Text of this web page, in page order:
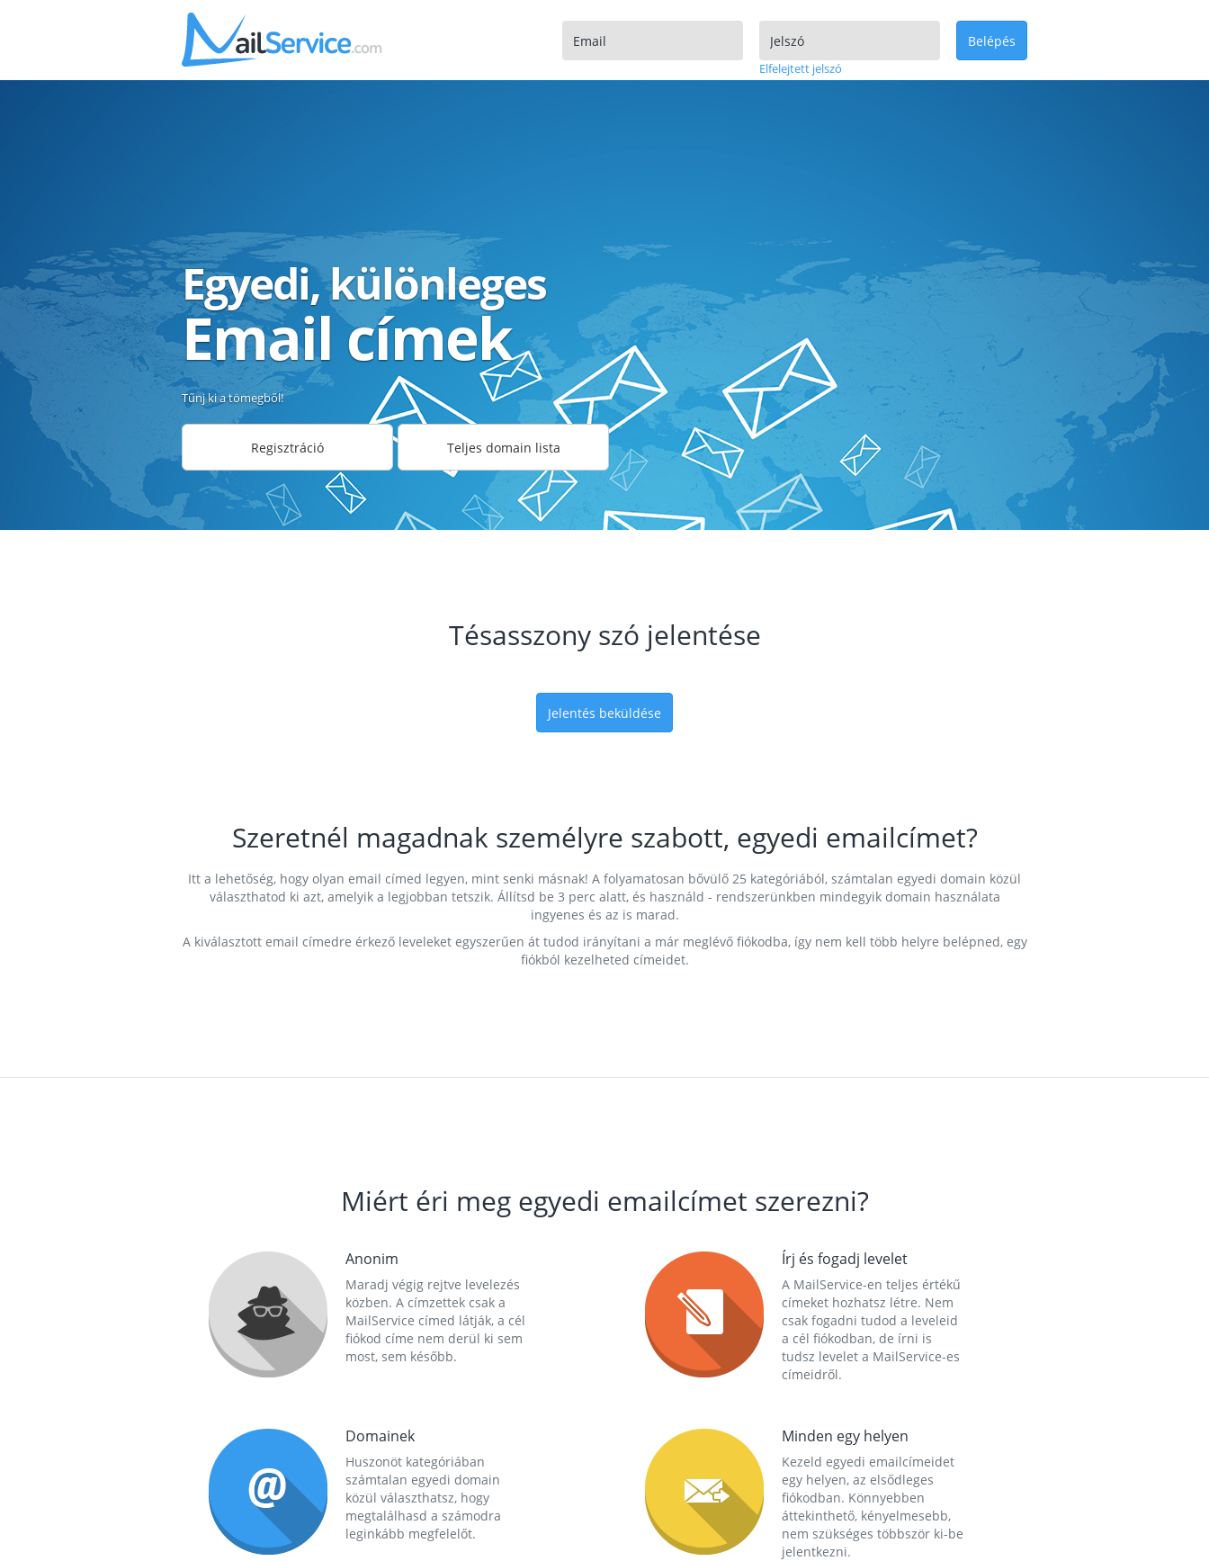
Elfelejtett jelszó
Belépés
Egyedi, különleges
Email címek
Tűnj ki a tömegből!
Regisztráció Teljes domain lista
Tésasszony szó jelentése
Jelentés beküldése
Szeretnél magadnak személyre szabott, egyedi emailcímet?
Itt a lehetőség, hogy olyan email címed legyen, mint senki másnak! A folyamatosan bővülő 25 kategóriából, számtalan egyedi domain közül
választhatod ki azt, amelyik a legjobban tetszik. Állítsd be 3 perc alatt, és használd - rendszerünkben mindegyik domain használata
ingyenes és az is marad.
A kiválasztott email címedre érkező leveleket egyszerűen át tudod irányítani a már meglévő fiókodba, így nem kell több helyre belépned, egy
fiókból kezelheted címeidet.
Miért éri meg egyedi emailcímet szerezni?
Anonim
Maradj végig rejtve levelezés
közben. A címzettek csak a
MailService címed látják, a cél
fiókod címe nem derül ki sem
most, sem később.
Írj és fogadj levelet
A MailService-en teljes értékű
címeket hozhatsz létre. Nem
csak fogadni tudod a leveleid
a cél fiókodban, de írni is
tudsz levelet a MailService-es
címeidről.
Domainek
Huszonöt kategóriában
számtalan egyedi domain
közül választhatsz, hogy
megtalálhasd a számodra
leginkább megfelelőt.
Minden egy helyen
Kezeld egyedi emailcímeidet
egy helyen, az elsődleges
fiókodban. Könnyebben
áttekinthető, kényelmesebb,
nem szükséges többször ki-be
jelentkezni.